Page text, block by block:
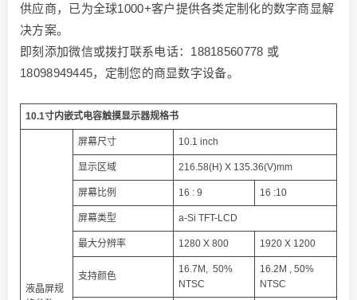
供应商，已为全球1000+客户提供各类定制化的数字商显解
决方案。
即刻添加微信或拨打联系电话：18818560778 或
18098949445，定制您的商显数字设备。
10.1寸内嵌式电容触摸显示器规格书
液晶屏规
屏幕尺寸 10.1 inch
显示区域 216.58(H) X 135.36(V)mm
屏幕比例 16 : 9 16 :10
屏幕类型 a-Si TFT-LCD
最大分辨率 1280 X 800 1920 X 1200
支持颜色
16.7M, 50%
NTSC
16.2M , 50%
NTSC